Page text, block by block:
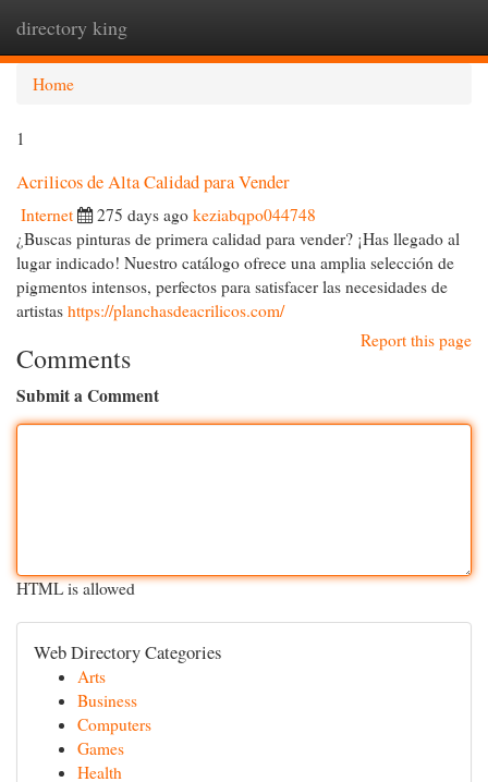
directory king
Home
1
Acrilicos de Alta Calidad para Vender
Internet 275 days ago keziabqpo044748
¿Buscas pinturas de primera calidad para vender? ¡Has llegado al
lugar indicado! Nuestro catálogo ofrece una amplia selección de
pigmentos intensos, perfectos para satisfacer las necesidades de
artistas https://planchasdeacrilicos.com/
Report this page
Comments
Submit a Comment
HTML is allowed
Web Directory Categories
Arts
Business
Computers
Games
Health